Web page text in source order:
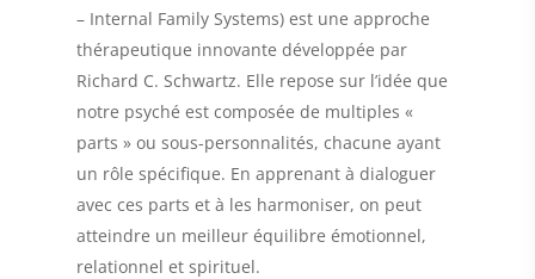
– Internal Family Systems) est une approche
thérapeutique innovante développée par
Richard C. Schwartz. Elle repose sur l’idée que
notre psyché est composée de multiples «
parts » ou sous-personnalités, chacune ayant
un rôle spécifique. En apprenant à dialoguer
avec ces parts et à les harmoniser, on peut
atteindre un meilleur équilibre émotionnel,
relationnel et spirituel.